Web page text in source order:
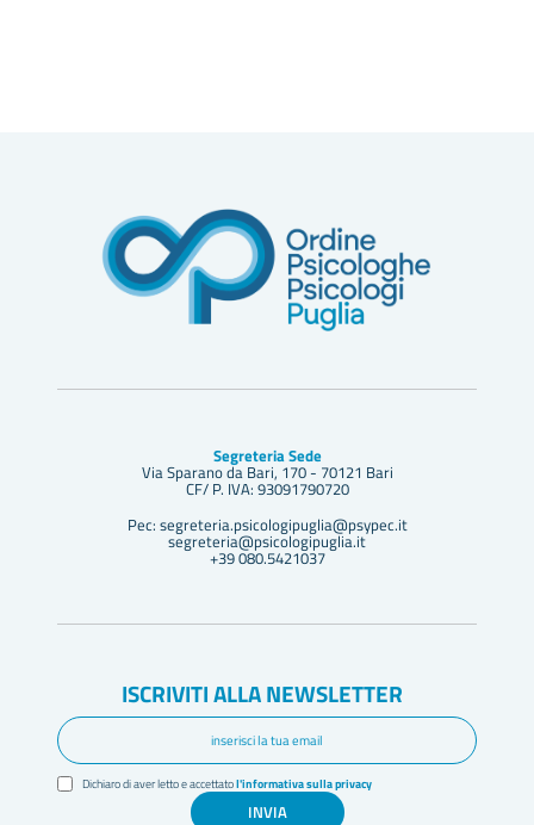
Segreteria Sede
Via Sparano da Bari, 170 - 70121 Bari
CF/ P. IVA: 93091790720
Pec: segreteria.psicologipuglia@psypec.it
segreteria@psicologipuglia.it
+39 080.5421037
ISCRIVITI ALLA NEWSLETTER
Dichiaro di aver letto e accettatol'informativa sulla privacy
INVIA